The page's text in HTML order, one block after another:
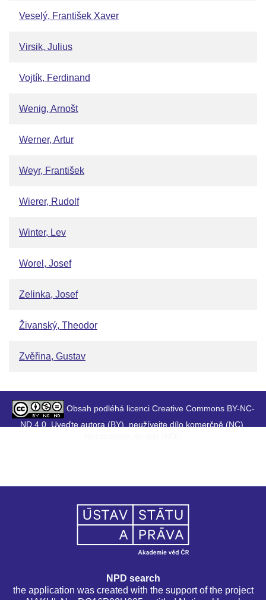
Veselý, František Xaver
Virsik, Julius
Vojtík, Ferdinand
Wenig, Arnošt
Werner, Artur
Weyr, František
Wierer, Rudolf
Winter, Lev
Worel, Josef
Zelinka, Josef
Živanský, Theodor
Zvěřina, Gustav
Obsah podléhá licenci Creative Commons BY-NC-
ND 4.0. Uveďte autora (BY), neužívejte dílo komerčně (NC),
NPD search
the application was created with the support of the project